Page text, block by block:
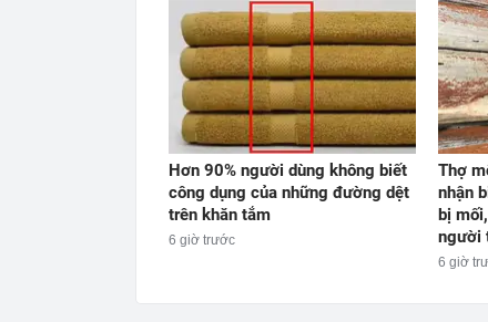
Hơn 90% người dùng không biết
công dụng của những đường dệt
trên khăn tắm
6 giờ trước
Thợ
nhận
bị
người
6 giờ